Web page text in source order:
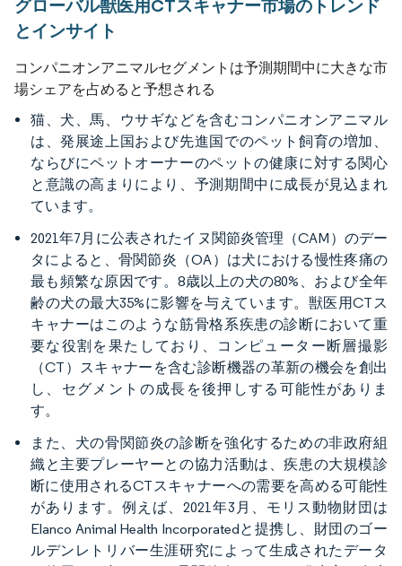
グローバル獣医用CTスキャナー市場のトレンド
とインサイト
コンパニオンアニマルセグメントは予測期間中に大きな市
場シェアを占めると予想される
猫、犬、馬、ウサギなどを含むコンパニオンアニマル
は、発展途上国および先進国でのペット飼育の増加、
ならびにペットオーナーのペットの健康に対する関心
と意識の高まりにより、予測期間中に成長が見込まれ
ています。
2021年7月に公表されたイヌ関節炎管理（CAM）のデー
タによると、骨関節炎（OA）は犬における慢性疼痛の
最も頻繁な原因です。8歳以上の犬の80%、および全年
齢の犬の最大35%に影響を与えています。獣医用CTス
キャナーはこのような筋骨格系疾患の診断において重
要な役割を果たしており、コンピューター断層撮影
（CT）スキャナーを含む診断機器の革新の機会を創出
し、セグメントの成長を後押しする可能性がありま
す。
また、犬の骨関節炎の診断を強化するための非政府組
織と主要プレーヤーとの協力活動は、疾患の大規模診
断に使用されるCTスキャナーへの需要を高める可能性
があります。例えば、2021年3月、モリス動物財団は
Elanco Animal Health Incorporatedと提携し、財団のゴー
ルデンレトリバー生涯研究によって生成されたデータ